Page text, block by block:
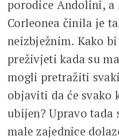
porodice Andolini, a
Corleonea činila je
neizbježnim. Kako
preživjeti kada su
mogli pretražiti
objaviti da će svako
ubijen? Upravo tada
male zajednice